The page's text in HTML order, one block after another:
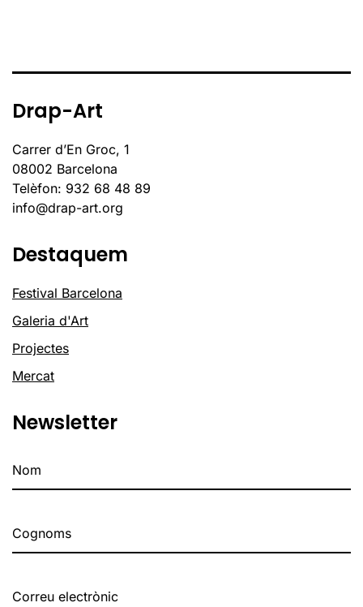
Drap-Art
Carrer d’En Groc, 1
08002 Barcelona
Telèfon: 932 68 48 89
info@drap-art.org
Destaquem
Festival Barcelona
Galeria d'Art
Projectes
Mercat
Newsletter